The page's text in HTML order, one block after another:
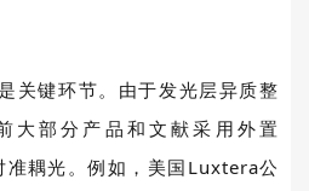
关键环节。 由于发光层异质整
大部分产品和文献采用外置
耦光。例如，美国 Luxtera公